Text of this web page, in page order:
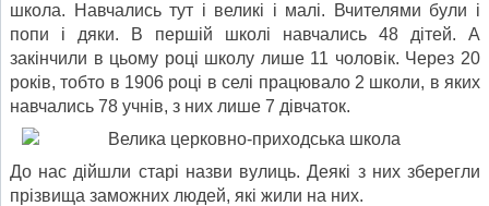
школа. Навчались тут і великі і малі. Вчителями були і
попи і дяки. В першій школі навчались 48 дітей. А
закінчили в цьому році школу лише 11 чоловік. Через 20
років, тобто в 1906 році в селі працювало 2 школи, в яких
навчались 78 учнів, з них лише 7 дівчаток.
До нас дійшли старі назви вулиць. Деякі з них зберегли
прізвища заможних людей, які жили на них.